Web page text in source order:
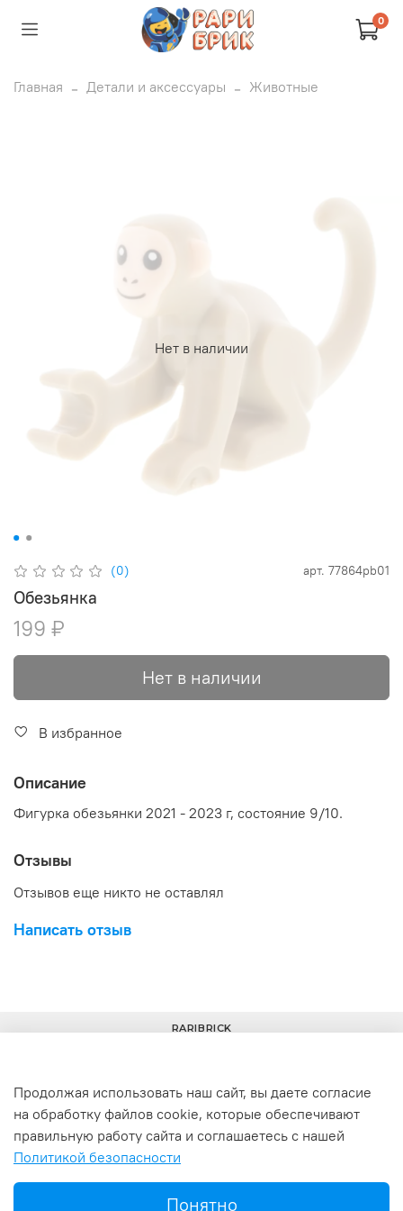
0
Главная Детали и аксессуары Животные
Нет в наличии
(0) арт. 77864pb01
Обезьянка
199 ₽
Нет в наличии
В избранное
Описание
Фигурка обезьянки 2021 - 2023 г, состояние 9/10.
Отзывы
Отзывов еще никто не оставлял
Написать отзыв
+7(977) 633-00-30
info@raribrick.ru
г. Москва, Перерва ул., 52, стр. 1
RARIBRICK
Продолжая использовать наш сайт, вы даете согласие
на обработку файлов cookie, которые обеспечивают
правильную работу сайта и соглашаетесь с нашей
Политикой безопасности
Понятно